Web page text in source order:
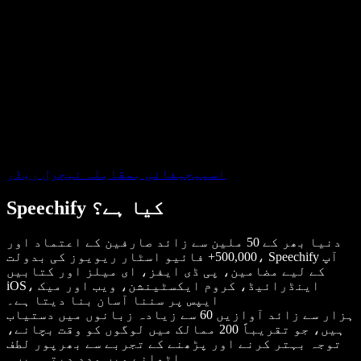
اسپیچیفائی بمقابلہ نیچرل ریڈر
Speechify کیا ہے؟
دنیا بھر کے 50 ملین سے زائد صارفین کے اعتماد اور
500,000+ فائیو اسٹار ریویوز کی بدولت، Speechify آپ
کے لیے مضامین، پی ڈی ایفز، ای میلز اور کتابیں
iOS، اینڈرائیڈ، کروم ایکسٹینشن، ویب اور میک
ایپس پر سننا آسان بنا دیتا ہے۔
ہزار سے زائد آوازیں 60 سے زیادہ زبانوں میں دستیاب
ہیں، جو تقریباً 200 ممالک میں لوگوں کو وقت بچانے،
توجہ بہتر کرنے اور پڑھنے کے تجربے سے بھرپور لطف